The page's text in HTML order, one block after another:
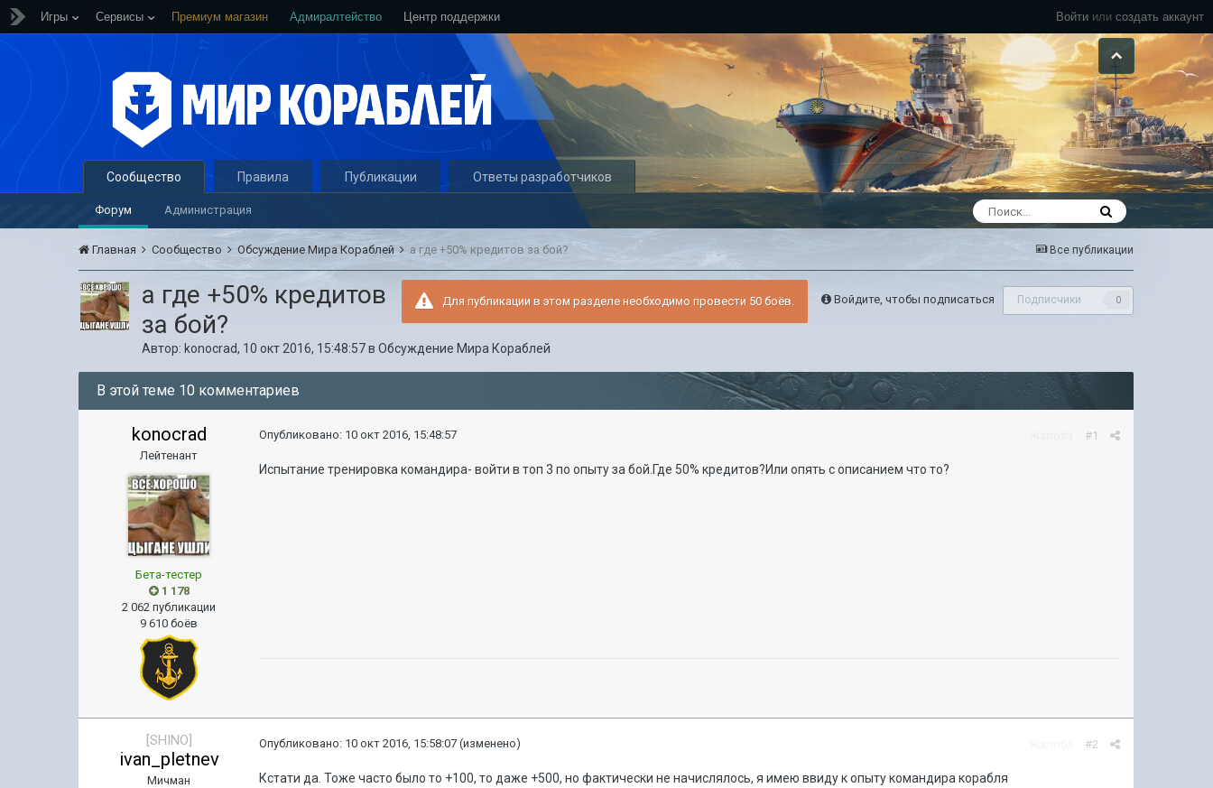
Войти или создать аккаунт
Игры Сервисы Премиум магазин Адмиралтейство Центр поддержки
Сообщество
Форум Администрация
Правила Публикации Ответы разработчиков
Все публикации
Главная Сообщество Обсуждение Мира Кораблей а где +50% кредитов за бой?
Войдите, чтобы подписаться Подписчики 0
Для публикации в этом разделе необходимо провести 50 боёв.
а где +50% кредитов
за бой?
Автор: konocrad, 10 окт 2016, 15:48:57вОбсуждение Мира Кораблей
В этой теме 10 комментариев
konocrad
Лейтенант
Бета-тестер
1 178
2 062 публикации
9 610 боёв
#1
Опубликовано: 10 окт 2016, 15:48:57
Испытание тренировка командира- войти в топ 3 по опыту за бой.Где 50% кредитов?Или опять с описанием что то?
[SHINO]
ivan_pletnev
Мичман
#2
Опубликовано: 10 окт 2016, 15:58:07 (изменено)
Кстати да. Тоже часто было то +100, то даже +500, но фактически не начислялось, я имею ввиду к опыту командира корабля